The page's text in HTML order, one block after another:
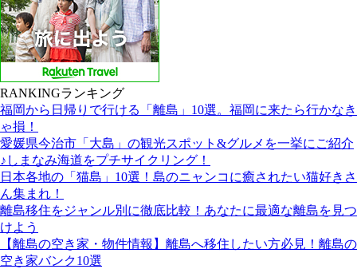
RANKINGランキング
福岡から日帰りで行ける「離島」10選。福岡に来たら行かなき
ゃ損！
愛媛県今治市「大島」の観光スポット&グルメを一挙にご紹介
♪しまなみ海道をプチサイクリング！
日本各地の「猫島」10選！島のニャンコに癒されたい猫好きさ
ん集まれ！
離島移住をジャンル別に徹底比較！あなたに最適な離島を見つ
けよう
【離島の空き家・物件情報】離島へ移住したい方必見！離島の
空き家バンク10選